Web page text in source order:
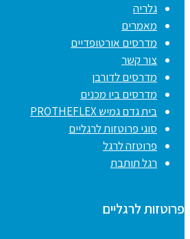
גלריה
מאמרים
מדרסים אורטופדיים
צור קשר
מדרסים לדורבן
מדרסים ביו מכנים
בית גדם גמיש PROTHEFLEX
סוגי פרוטזות לרגליים
פרוטזה לרגל
רגל תותבת
פרוטזות לרגליים